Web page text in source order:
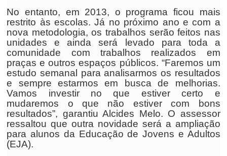
No entanto, em 2013, o programa ficou mais
restrito às escolas. Já no próximo ano e com a
nova metodologia, os trabalhos serão feitos nas
unidades e ainda será levado para toda a
comunidade com trabalhos realizados em
praças e outros espaços públicos. “Faremos um
estudo semanal para analisarmos os resultados
e sempre estarmos em busca de melhorias.
Vamos investir no que estiver certo e
mudaremos o que não estiver com bons
resultados”, garantiu Alcides Melo. O assessor
ressaltou que outra novidade será a ampliação
para alunos da Educação de Jovens e Adultos
(EJA).